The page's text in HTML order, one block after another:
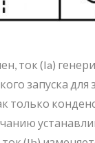
ток (Ia)
запуска для
только